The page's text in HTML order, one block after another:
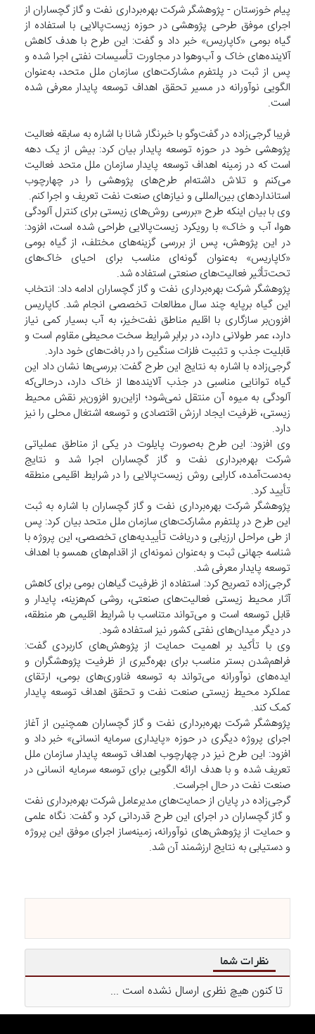
پیام خوزستان - پژوهشگر شرکت بهره‌برداری نفت و گاز گچساران از
اجرای موفق طرحی پژوهشی در حوزه زیست‌پالایی با استفاده از
گیاه بومی «کاپاریس» خبر داد و گفت: این طرح با هدف کاهش
آلاینده‌های خاک و آب‌وهوا در مجاورت تأسیسات نفتی اجرا شده و
پس از ثبت در پلتفرم مشارکت‌های سازمان ملل متحد، به‌عنوان
الگویی نوآورانه در مسیر تحقق اهداف توسعه پایدار معرفی شده
است.
فریبا گرجی‌زاده در گفت‌وگو با خبرنگار شانا با اشاره به سابقه فعالیت
پژوهشی خود در حوزه توسعه پایدار بیان کرد: بیش از یک دهه
است که در زمینه اهداف توسعه پایدار سازمان ملل متحد فعالیت
می‌کنم و تلاش داشته‌ام طرح‌های پژوهشی را در چهارچوب
استانداردهای بین‌المللی و نیازهای صنعت نفت تعریف و اجرا کنم.
وی با بیان اینکه طرح «بررسی روش‌های زیستی برای کنترل آلودگی
هوا، آب و خاک» با رویکرد زیست‌پالایی طراحی شده است، افزود:
در این پژوهش، پس از بررسی گزینه‌های مختلف، از گیاه بومی
«کاپاریس» به‌عنوان گونه‌ای مناسب برای احیای خاک‌های
تحت‌تأثیر فعالیت‌های صنعتی استفاده شد.
پژوهشگر شرکت بهره‌برداری نفت و گاز گچساران ادامه داد: انتخاب
این گیاه برپایه چند سال مطالعات تخصصی انجام شد. کاپاریس
افزون‌بر سازگاری با اقلیم مناطق نفت‌خیز، به آب بسیار کمی نیاز
دارد، عمر طولانی دارد، در برابر شرایط سخت محیطی مقاوم است و
قابلیت جذب و تثبیت فلزات سنگین را در بافت‌های خود دارد.
گرجی‌زاده با اشاره به نتایج این طرح گفت: بررسی‌ها نشان داد این
گیاه توانایی مناسبی در جذب آلاینده‌ها از خاک دارد، درحالی‌که
آلودگی به میوه آن منتقل نمی‌شود؛ ازاین‌رو افزون‌بر نقش محیط‌
زیستی، ظرفیت ایجاد ارزش اقتصادی و توسعه اشتغال محلی را نیز
دارد.
وی افزود: این طرح به‌صورت پایلوت در یکی از مناطق عملیاتی
شرکت بهره‌برداری نفت و گاز گچساران اجرا شد و نتایج
به‌دست‌آمده، کارایی روش زیست‌پالایی را در شرایط اقلیمی منطقه
تأیید کرد.
پژوهشگر شرکت بهره‌برداری نفت و گاز گچساران با اشاره به ثبت
این طرح در پلتفرم مشارکت‌های سازمان ملل متحد بیان کرد: پس
از طی مراحل ارزیابی و دریافت تأییدیه‌های تخصصی، این پروژه با
شناسه جهانی ثبت و به‌عنوان نمونه‌ای از اقدام‌های همسو با اهداف
توسعه پایدار معرفی شد.
گرجی‌زاده تصریح کرد: استفاده از ظرفیت گیاهان بومی برای کاهش
آثار محیط زیستی فعالیت‌های صنعتی، روشی کم‌هزینه، پایدار و
قابل توسعه است و می‌تواند متناسب با شرایط اقلیمی هر منطقه،
در دیگر میدان‌های نفتی کشور نیز استفاده شود.
وی با تأکید بر اهمیت حمایت از پژوهش‌های کاربردی گفت:
فراهم‌شدن بستر مناسب برای بهره‌گیری از ظرفیت پژوهشگران و
ایده‌های نوآورانه می‌تواند به توسعه فناوری‌های بومی، ارتقای
عملکرد محیط زیستی صنعت نفت و تحقق اهداف توسعه پایدار
کمک کند.
پژوهشگر شرکت بهره‌برداری نفت و گاز گچساران همچنین از آغاز
اجرای پروژه دیگری در حوزه «پایداری سرمایه انسانی» خبر داد و
افزود: این طرح نیز در چهارچوب اهداف توسعه پایدار سازمان ملل
تعریف شده و با هدف ارائه الگویی برای توسعه سرمایه انسانی در
صنعت نفت در حال اجراست.
گرجی‌زاده در پایان از حمایت‌های مدیرعامل شرکت بهره‌برداری نفت
و گاز گچساران در اجرای این طرح قدردانی کرد و گفت: نگاه علمی
و حمایت از پژوهش‌های نوآورانه، زمینه‌ساز اجرای موفق این پروژه
و دستیابی به نتایج ارزشمند آن شد.
نظرات شما
تا کنون هیچ نظری ارسال نشده است ...